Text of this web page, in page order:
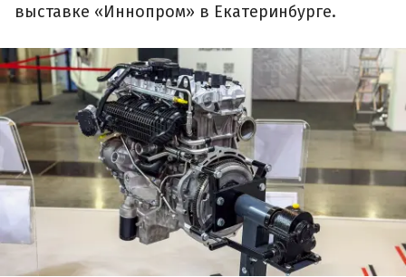
выставке «Иннопром» в Екатеринбурге.